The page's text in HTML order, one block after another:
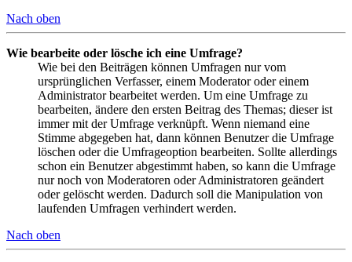
Nach oben
Wie bearbeite oder lösche ich eine Umfrage?
Wie bei den Beiträgen können Umfragen nur vom
ursprünglichen Verfasser, einem Moderator oder einem
Administrator bearbeitet werden. Um eine Umfrage zu
bearbeiten, ändere den ersten Beitrag des Themas; dieser ist
immer mit der Umfrage verknüpft. Wenn niemand eine
Stimme abgegeben hat, dann können Benutzer die Umfrage
löschen oder die Umfrageoption bearbeiten. Sollte allerdings
schon ein Benutzer abgestimmt haben, so kann die Umfrage
nur noch von Moderatoren oder Administratoren geändert
oder gelöscht werden. Dadurch soll die Manipulation von
laufenden Umfragen verhindert werden.
Nach oben